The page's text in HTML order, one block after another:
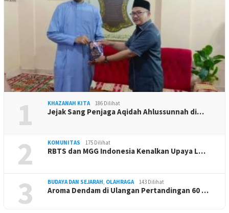
1 KHAZANAH KITA 186 Dilihat
Jejak Sang Penjaga Aqidah Ahlussunnah di…
2 KOMUNITAS 175 Dilihat
RBTS dan MGG Indonesia Kenalkan Upaya L…
3 BUDAYA DAN SEJARAH, OLAHRAGA 143 Dilihat
Aroma Dendam di Ulangan Pertandingan 60 …